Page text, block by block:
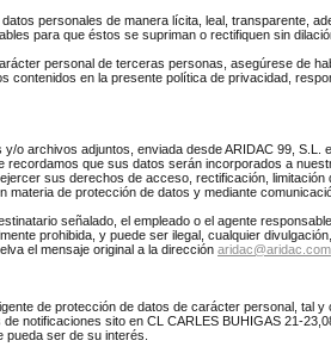
personales de manera lícita, leal, transparente,
para que éstos se supriman o rectifiquen sin
personal de terceras personas, asegúrese de
contenidos en la presente política de privacidad,
o archivos adjuntos, enviada desde ARIDAC 99,
recordamos que sus datos serán incorporados a
sus derechos de acceso, rectificación,
de protección de datos y mediante
señalado, el empleado o el agente
prohibida, y puede ser ilegal, cualquier
el mensaje original a la dirección aridac@aridac.com
de protección de datos de carácter personal, tal
notificaciones sito en CL CARLES BUHIGAS 21-
ser de su interés.